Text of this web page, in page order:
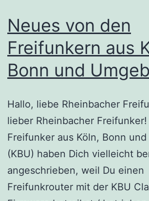
Neues von den
Freifunkern aus
Bonn und
Hallo, liebe Rheinbacher
lieber Rheinbacher Freifunker!
Freifunker aus Köln, Bonn
(KBU) haben Dich vielleicht
angeschrieben, weil Du einen
Freifunkrouter mit der KBU